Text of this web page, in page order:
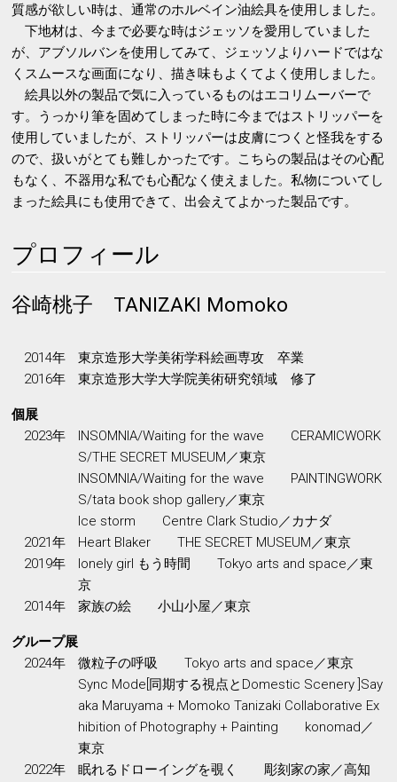
質感が欲しい時は、通常のホルベイン油絵具を使用しました。
下地材は、今まで必要な時はジェッソを愛用していました
が、アブソルバンを使用してみて、ジェッソよりハードではな
くスムースな画面になり、描き味もよくてよく使用しました。
絵具以外の製品で気に入っているものはエコリムーバーで
す。うっかり筆を固めてしまった時に今まではストリッパーを
使用していましたが、ストリッパーは皮膚につくと怪我をする
ので、扱いがとても難しかったです。こちらの製品はその心配
もなく、不器用な私でも心配なく使えました。私物についてし
まった絵具にも使用できて、出会えてよかった製品です。
プロフィール
谷崎桃子 TANIZAKI Momoko
2014年
東京造形大学美術学科絵画専攻 卒業
2016年
東京造形大学大学院美術研究領域 修了
個展
2023年
INSOMNIA/Waiting for the wave CERAMICWORK
S/THE SECRET MUSEUM／東京
INSOMNIA/Waiting for the wave PAINTINGWORK
S/tata book shop gallery／東京
Ice storm Centre Clark Studio／カナダ
2021年
Heart Blaker THE SECRET MUSEUM／東京
2019年
lonely girl もう時間 Tokyo arts and space／東
京
2014年
家族の絵 小山小屋／東京
グループ展
2024年
微粒子の呼吸 Tokyo arts and space／東京
Sync Mode[同期する視点とDomestic Scenery ]Say
aka Maruyama + Momoko Tanizaki Collaborative Ex
hibition of Photography + Painting konomad／
東京
2022年
眠れるドローイングを覗く 彫刻家の家／高知